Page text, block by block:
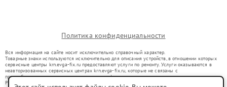
Политика конфиденциальности
Вся информация на сайте носит исключительно справочный характер.
Товарные знаки используются исключительно для описания устройств, в отношении которых
сервисные центры krn.evga-fix.ru предоставляют услуги по ремонту. Услуги оказываются в
неавторизованных сервисных центрах krn.evga-fix.ru, которые не связаны с
правообладателями товарных знаков или их официальными представителями.
Ремонт осуществляется для устройств, уже введенных в гражданский оборот в соответствии